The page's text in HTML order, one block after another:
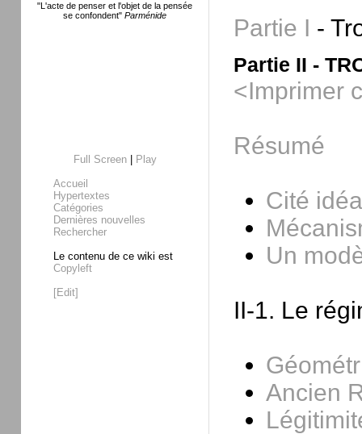
"L'acte de penser et l'objet de la pensée
se confondent" Parménide
Full Screen|
Play
Accueil
Hypertextes
Catégories
Dernières nouvelles
Rechercher
Le contenu de ce wiki est
Copyleft
[Edit]
Partie I -
Partie II -
<Imprimer
Résumé
Cité
Un
II-1. Le
Ancien